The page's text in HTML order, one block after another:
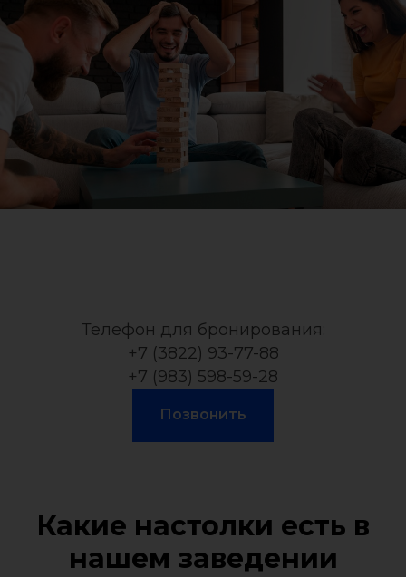
Телефон для бронирования:
+7 (3822) 93-77-88
+7 (983) 598-59-28
Позвонить
Какие настолки есть в
нашем заведении